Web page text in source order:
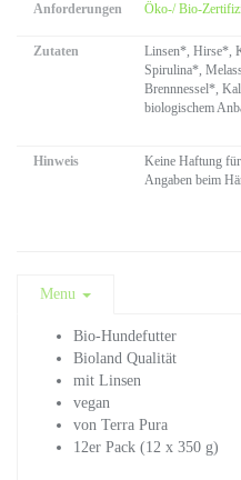
Anforderungen Öko-/ Bio-
Zutaten
Linsen*, Hirse*,
Spirulina*,
Brennnessel*,
biologischem
Hinweis
Keine Haftung
Angaben beim
Menu
Bio-Hundefutter
Bioland Qualität
mit Linsen
vegan
von Terra Pura
12er Pack (12 x 350 g)